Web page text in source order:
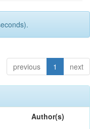
previous 1 next
Author(s)